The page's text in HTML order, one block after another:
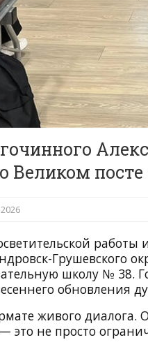
о Великом
Грушевского
школу № 38.
обновления
живого диалога.
это не просто